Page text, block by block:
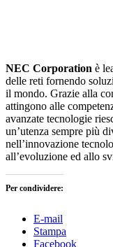
NEC Corporation è
delle reti fornendo
il mondo. Grazie alla
attingono alle
avanzate tecnologie
un’utenza sempre più
nell’innovazione
all’evoluzione ed allo
Per condividere:
E-mail
Stampa
Facebook